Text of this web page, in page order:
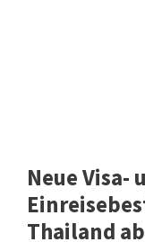
Neue Visa-
Thailand